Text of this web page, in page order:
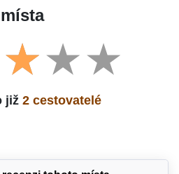
místa
již 2 cestovatelé